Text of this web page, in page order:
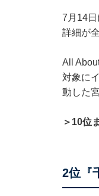
7月14
詳細が
All
対象に
動した
＞10位
2位『